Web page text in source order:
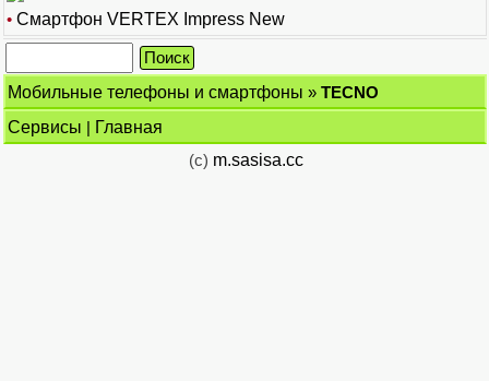
• Смартфон VERTEX Impress New
Мобильные телефоны и смартфоны » TECNO
Сервисы | Главная
(c) m.sasisa.cc